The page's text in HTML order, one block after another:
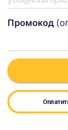
Промокод